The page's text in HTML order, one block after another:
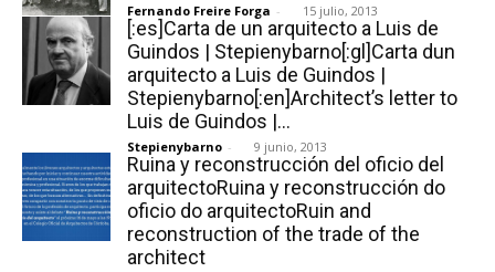
Fernando Freire Forga - 15 julio, 2013
[:es]Carta de un arquitecto a Luis de
Guindos | Stepienybarno[:gl]Carta dun
arquitecto a Luis de Guindos |
Stepienybarno[:en]Architect’s letter to
Luis de Guindos |...
Stepienybarno - 9 junio, 2013
Ruina y reconstrucción del oficio del
arquitectoRuina y reconstrucción do
oficio do arquitectoRuin and
reconstruction of the trade of the
architect